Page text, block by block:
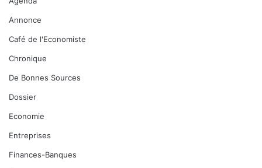
Annonce
Café de l'Economiste
Chronique
De Bonnes Sources
Dossier
Economie
Entreprises
Finances-Banques